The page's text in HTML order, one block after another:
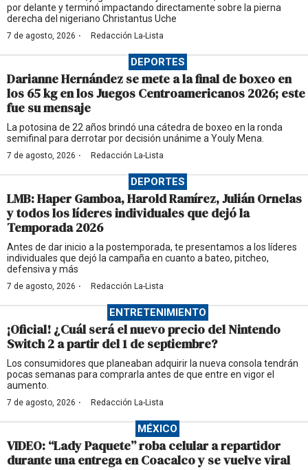
por delante y terminó impactando directamente sobre la pierna
derecha del nigeriano Christantus Uche
7 de agosto, 2026 · Redacción La-Lista
DEPORTES
Darianne Hernández se mete a la final de boxeo en
los 65 kg en los Juegos Centroamericanos 2026; este
fue su mensaje
La potosina de 22 años brindó una cátedra de boxeo en la ronda
semifinal para derrotar por decisión unánime a Youly Mena.
7 de agosto, 2026 · Redacción La-Lista
DEPORTES
LMB: Haper Gamboa, Harold Ramírez, Julián Ornelas
y todos los líderes individuales que dejó la
Temporada 2026
Antes de dar inicio a la postemporada, te presentamos a los líderes
individuales que dejó la campaña en cuanto a bateo, pitcheo,
defensiva y más
7 de agosto, 2026 · Redacción La-Lista
ENTRETENIMIENTO
¡Oficial! ¿Cuál será el nuevo precio del Nintendo
Switch 2 a partir del 1 de septiembre?
Los consumidores que planeaban adquirir la nueva consola tendrán
pocas semanas para comprarla antes de que entre en vigor el
aumento.
7 de agosto, 2026 · Redacción La-Lista
MÉXICO
VIDEO: “Lady Paquete” roba celular a repartidor
durante una entrega en Coacalco y se vuelve viral